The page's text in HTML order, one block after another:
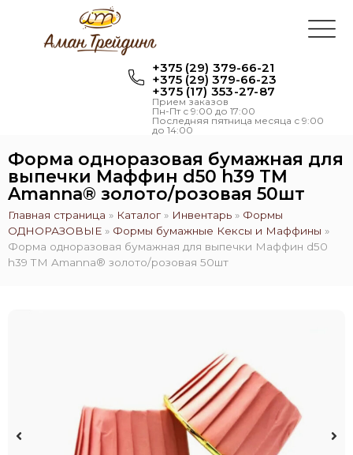
+375 (29) 379-66-21
+375 (29) 379-66-23
+375 (17) 353-27-87
Прием заказов
Пн-Пт с 9:00 до 17:00
Последняя пятница месяца с 9:00
до 14:00
Форма одноразовая бумажная для
выпечки Маффин d50 h39 ТМ
Amanna® золото/розовая 50шт
Главная страница » Каталог » Инвентарь » Формы
ОДНОРАЗОВЫЕ » Формы бумажные Кексы и Маффины »
Форма одноразовая бумажная для выпечки Маффин d50
h39 ТМ Amanna® золото/розовая 50шт